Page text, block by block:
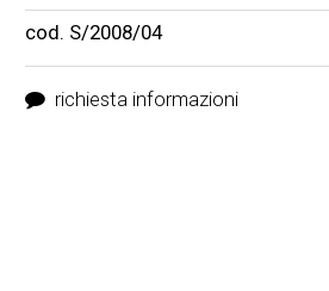
cod. S/2008/04
richiesta informazioni